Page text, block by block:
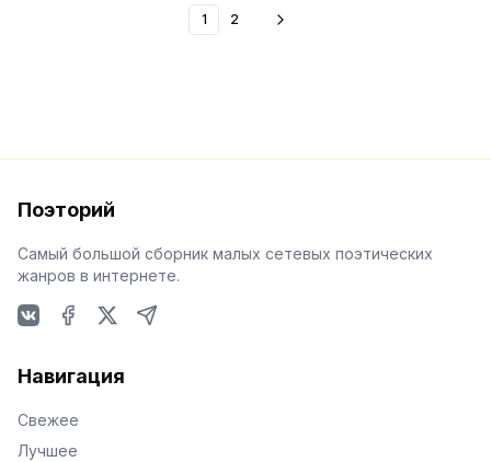
1 2
Поэторий
Самый большой сборник малых сетевых поэтических
жанров в интернете.
Навигация
Свежее
Лучшее